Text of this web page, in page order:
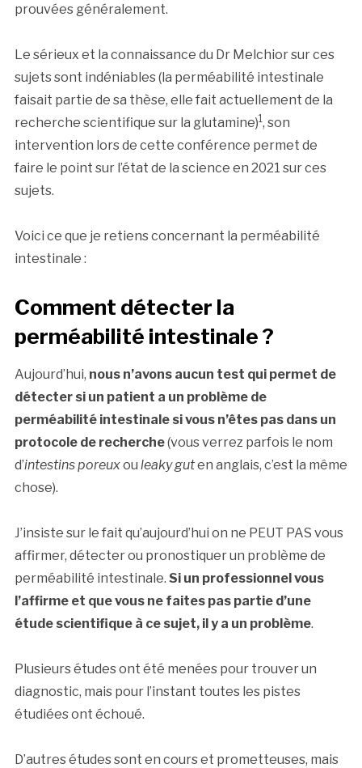
prouvées généralement.
Le sérieux et la connaissance du Dr Melchior sur ces
sujets sont indéniables (la perméabilité intestinale
faisait partie de sa thèse, elle fait actuellement de la
recherche scientifique sur la glutamine)1, son
intervention lors de cette conférence permet de
faire le point sur l’état de la science en 2021 sur ces
sujets.
Voici ce que je retiens concernant la perméabilité
intestinale :
Comment détecter la
perméabilité intestinale ?
Aujourd’hui, nous n’avons aucun test qui permet de
détecter si un patient a un problème de
perméabilité intestinale si vous n’êtes pas dans un
protocole de recherche(vous verrez parfois le nom
d’intestins poreuxou leaky guten anglais, c’est la même
chose).
J’insiste sur le fait qu’aujourd’hui on ne PEUT PAS vous
affirmer, détecter ou pronostiquer un problème de
perméabilité intestinale. Si un professionnel vous
l’affirme et que vous ne faites pas partie d’une
étude scientifique à ce sujet, il y a un problème.
Plusieurs études ont été menées pour trouver un
diagnostic, mais pour l’instant toutes les pistes
étudiées ont échoué.
D’autres études sont en cours et prometteuses, mais